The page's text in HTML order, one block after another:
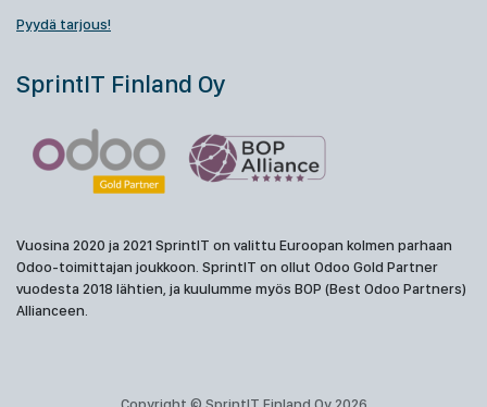
Pyydä tarjous!
SprintIT Finland Oy
Vuosina 2020 ja 2021 SprintIT on valittu Euroopan kolmen parhaan
Odoo-toimittajan joukkoon. SprintIT on ollut Odoo Gold Partner
vuodesta 2018 lähtien, ja kuulumme myös BOP (Best Odoo Partners)
Allianceen.
Copyright © SprintIT Finland Oy 2026